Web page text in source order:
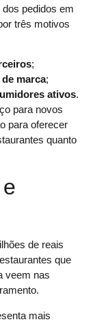
pedidos em
três motivos
;
marca;
ativos.
para novos
para oferecer
quanto
de reais
que
veem nas
mais